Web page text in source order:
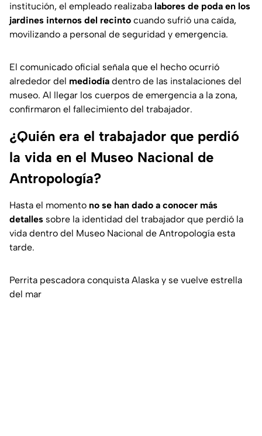
institución, el empleado realizaba labores de poda en los
jardines internos del recinto cuando sufrió una caída,
movilizando a personal de seguridad y emergencia.
El comunicado oficial señala que el hecho ocurrió
alrededor del mediodía dentro de las instalaciones del
museo. Al llegar los cuerpos de emergencia a la zona,
confirmaron el fallecimiento del trabajador.
¿Quién era el trabajador que perdió
la vida en el Museo Nacional de
Antropología?
Hasta el momento no se han dado a conocer más
detalles sobre la identidad del trabajador que perdió la
vida dentro del Museo Nacional de Antropología esta
tarde.
Perrita pescadora conquista Alaska y se vuelve estrella
del mar